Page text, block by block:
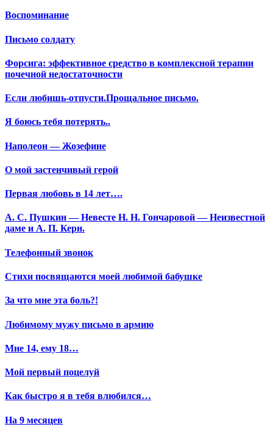
Воспоминание
Письмо солдату
Форсига: эффективное средство в комплексной терапии
почечной недостаточности
Если любишь-отпусти.Прощальное письмо.
Я боюсь тебя потерять..
Наполеон — Жозефине
О мой застенчивый герой
Первая любовь в 14 лет….
А. С. Пушкин — Невесте Н. Н. Гончаровой — Неизвестной
даме и А. П. Керн.
Телефонный звонок
Стихи посвящаются моей любимой бабушке
За что мне эта боль?!
Любимому мужу письмо в армию
Мне 14, ему 18…
Мой первый поцелуй
Как быстро я в тебя влюбился…
На 9 месяцев